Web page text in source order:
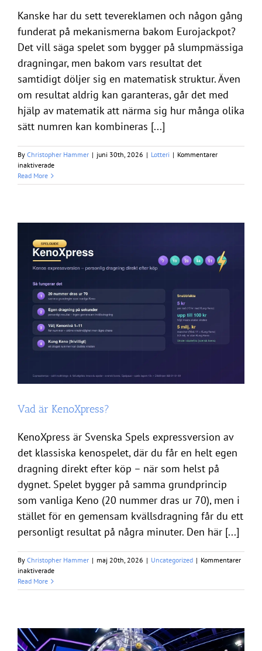
Kanske har du sett tevereklamen och någon gång
funderat på mekanismerna bakom Eurojackpot?
Det vill säga spelet som bygger på slumpmässiga
dragningar, men bakom vars resultat det
samtidigt döljer sig en matematisk struktur. Även
om resultat aldrig kan garanteras, går det med
hjälp av matematik att närma sig hur många olika
sätt numren kan kombineras [...]
By Christopher Hammer | juni 30th, 2026 | Lotteri | Kommentarer
inaktiveradeför
bakom
Read More
Vad är KenoXpress?
KenoXpress är Svenska Spels expressversion av
det klassiska kenospelet, där du får en helt egen
dragning direkt efter köp – när som helst på
dygnet. Spelet bygger på samma grundprincip
som vanliga Keno (20 nummer dras ur 70), men i
stället för en gemensam kvällsdragning får du ett
personligt resultat på några minuter. Den här [...]
By Christopher Hammer | maj 20th, 2026 | Uncategorized | Kommentarer
inaktiveradeför
är
Read More